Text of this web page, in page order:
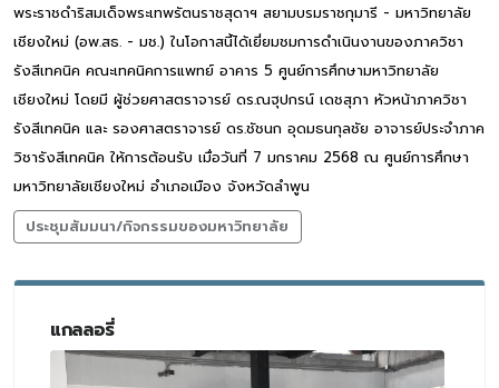
พระราชดำริสมเด็จพระเทพรัตนราชสุดาฯ สยามบรมราชกุมารี - มหาวิทยาลัย
เชียงใหม่ (อพ.สธ. - มช.) ในโอกาสนี้ได้เยี่ยมชมการดำเนินงานของภาควิชา
รังสีเทคนิค คณะเทคนิคการแพทย์ อาคาร 5 ศูนย์การศึกษามหาวิทยาลัย
เชียงใหม่ โดยมี ผู้ช่วยศาสตราจารย์ ดร.ณฐุปกรน์ เดชสุภา หัวหน้าภาควิชา
รังสีเทคนิค และ รองศาสตราจารย์ ดร.ชัชนก อุดมธนกุลชัย อาจารย์ประจำภาค
วิชารังสีเทคนิค ให้การต้อนรับ เมื่อวันที่ 7 มกราคม 2568 ณ ศูนย์การศึกษา
มหาวิทยาลัยเชียงใหม่ อำเภอเมือง จังหวัดลำพูน
ประชุมสัมมนา/กิจกรรมของมหาวิทยาลัย
แกลลอรี่